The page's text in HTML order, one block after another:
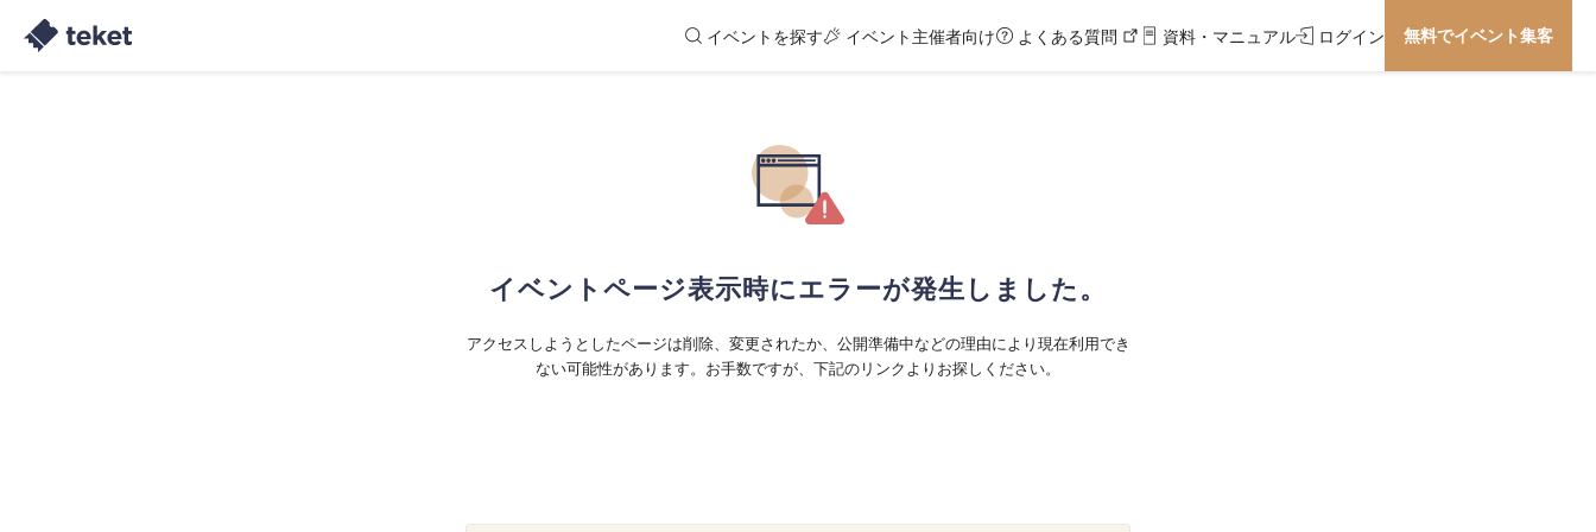
イベントを探す イベント主催者向け よくある質問 資料・マニュアル ログイン 無料でイベント集客
イベントページ表示時にエラーが発生しました。
アクセスしようとしたページは削除、変更されたか、公開準備中などの理由により現在利用でき
ない可能性があります。お手数ですが、下記のリンクよりお探しください。